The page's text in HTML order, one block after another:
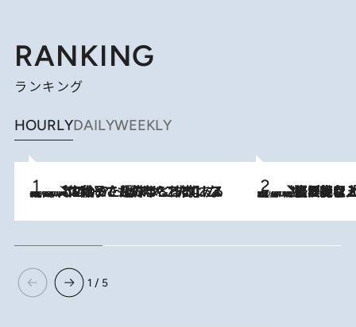
RANKING
ランキング
HOURLYDAILYWEEKLY
2026.8.5
【阿川佐和子さんの年とる力】なぜ70代で始めた趣味は“こんなに楽しい”のか？ ピアノ、俳句…スランプに陥っても続けられる“ある秘訣”とは 2026.8.5
【なぜ吉沢亮は「気配を消せる」のか？】興行収入208億の『国宝』を経て挑むミュージカル『ディア・エヴァン・ハンセン』。トップ俳優が舞台上でさらけ出した“孤独”とは
1 / 5